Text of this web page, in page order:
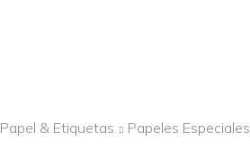
Papel & Etiquetas Papeles Especiales